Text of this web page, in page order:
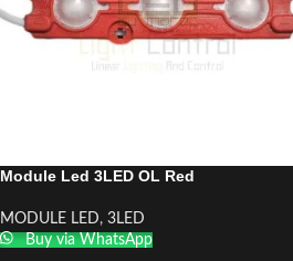
Module Led 3LED OL Red
MODULE LED, 3LED
Buy via WhatsApp